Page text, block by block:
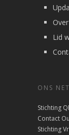
Lid
ONS
Stichting
Contact
Stichting